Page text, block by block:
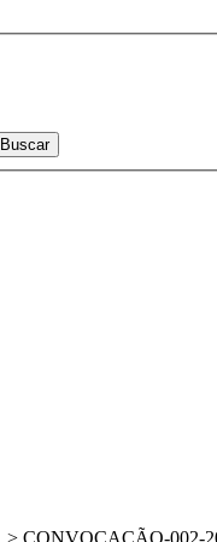
Buscar
> CONVOCAÇÃO-002-